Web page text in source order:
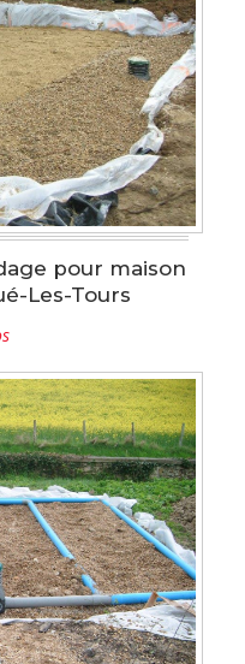
pour maison
Les-Tours